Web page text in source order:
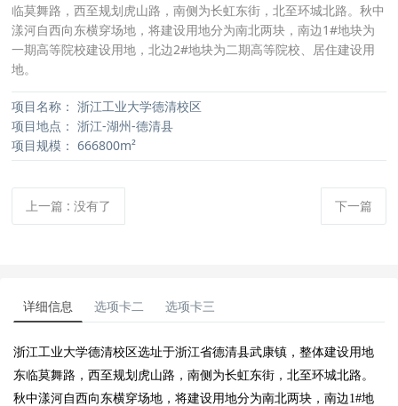
临莫舞路，西至规划虎山路，南侧为长虹东街，北至环城北路。秋中
漾河自西向东横穿场地，将建设用地分为南北两块，南边1#地块为
一期高等院校建设用地，北边2#地块为二期高等院校、居住建设用
地。
项目名称： 浙江工业大学德清校区
项目地点： 浙江-湖州-德清县
项目规模： 666800m²
上一篇 :没有了 下一篇
详细信息 选项卡二 选项卡三
浙江工业大学德清校区选址于浙江省德清县武康镇，整体建设用地
东临莫舞路，西至规划虎山路，南侧为长虹东街，北至环城北路。
秋中漾河自西向东横穿场地，将建设用地分为南北两块，南边1#地